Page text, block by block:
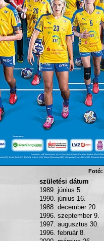
Fotó:
születési dátum
1989. június 5.
1990. június 16.
1988. december 20.
1996. szeptember 9.
1997. augusztus 30.
1996. február 8.